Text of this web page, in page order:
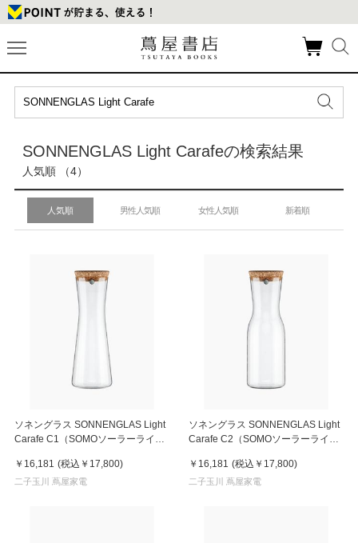
SONNENGLAS Light Carafeの検索結果
人気順 （4）
人気順 男性人気順 女性人気順 新着順
ソネングラス SONNENGLAS Light
Carafe C1（SOMOソーラーライト
￥16,181 (税込 ￥17,800)
二子玉川 蔦屋家電
ソネングラス SONNENGLAS Light
Carafe C2（SOMOソーラーライト
￥16,181 (税込 ￥17,800)
二子玉川 蔦屋家電